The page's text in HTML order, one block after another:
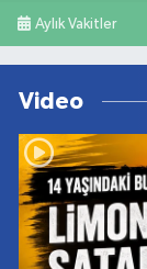
Aylık Vakitler
Video